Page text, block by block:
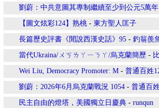
劉蔚：中共意圖其專制繼續至少到公元5萬年
【圖文炫彩124】熟桃 - 東方聖人匡子
長篇歷史評書《閒說西漢史話》95 - 釣翁羨
當代Ukraina/ㄨㄎㄌㄚㄧㄋㄚ/烏克蘭簡歷 -
Wei Liu, Democracy Promoter: M - 普通百姓
劉蔚：2026年6月烏克蘭戰況 1054 - 普通百
民主自由的燈塔，美國獨立日慶典 - runqun